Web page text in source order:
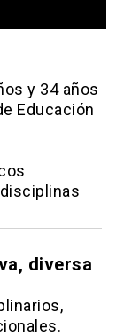
y 34 años
Educación
diversa